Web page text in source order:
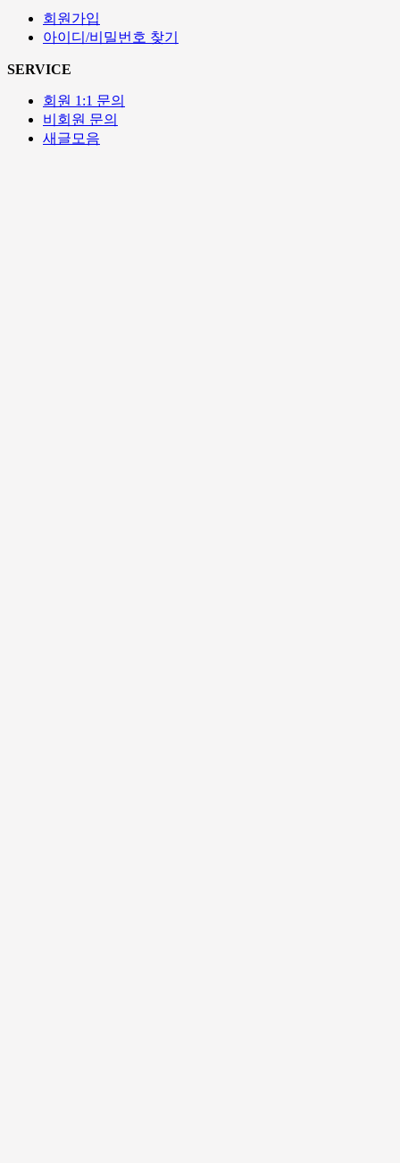
회원가입
아이디/비밀번호 찾기
SERVICE
회원 1:1 문의
비회원 문의
새글모음